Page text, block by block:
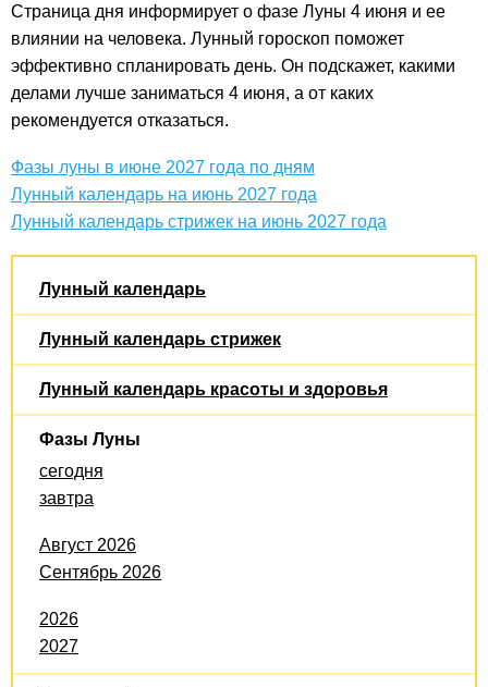
Страница дня информирует о фазе Луны 4 июня и ее
влиянии на человека. Лунный гороскоп поможет
эффективно спланировать день. Он подскажет, какими
делами лучше заниматься 4 июня, а от каких
рекомендуется отказаться.
Фазы луны в июне 2027 года по дням
Лунный календарь на июнь 2027 года
Лунный календарь стрижек на июнь 2027 года
Лунный календарь
Лунный календарь стрижек
Лунный календарь красоты и здоровья
Фазы Луны
сегодня
завтра
Август 2026
Сентябрь 2026
2026
2027